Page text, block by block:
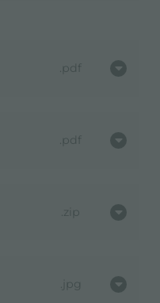
pdf
pdf
zip
jpg